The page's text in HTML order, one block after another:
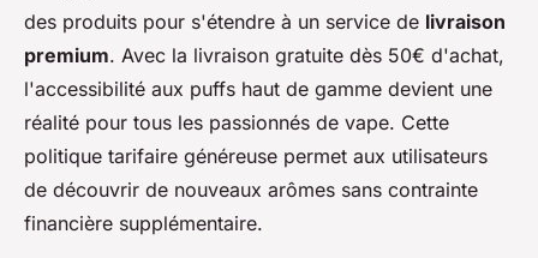
des produits pour s'étendre à un service de livraison
premium. Avec la livraison gratuite dès 50€ d'achat,
l'accessibilité aux puffs haut de gamme devient une
réalité pour tous les passionnés de vape. Cette
politique tarifaire généreuse permet aux utilisateurs
de découvrir de nouveaux arômes sans contrainte
financière supplémentaire.